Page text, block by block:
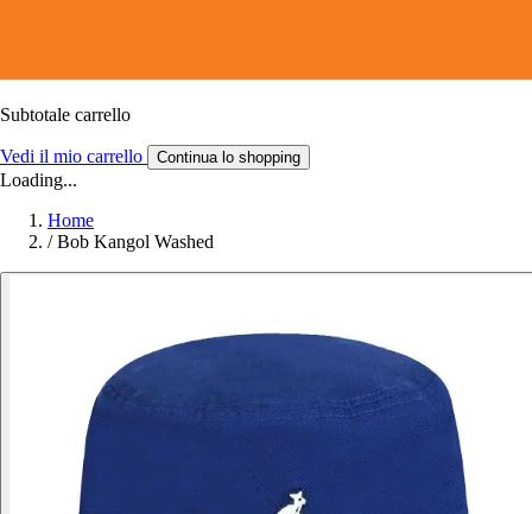
Subtotale carrello
Vedi il mio carrello Continua lo shopping
Loading...
Home
/ Bob Kangol Washed